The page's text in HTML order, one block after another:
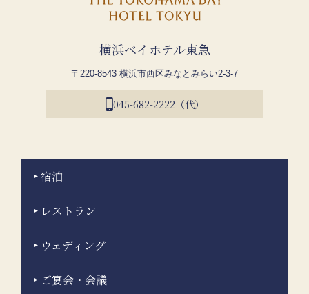
横浜ベイホテル東急
〒220-8543 横浜市西区みなとみらい2-3-7
045-682-2222（代）
宿泊
レストラン
ウェディング
ご宴会・会議